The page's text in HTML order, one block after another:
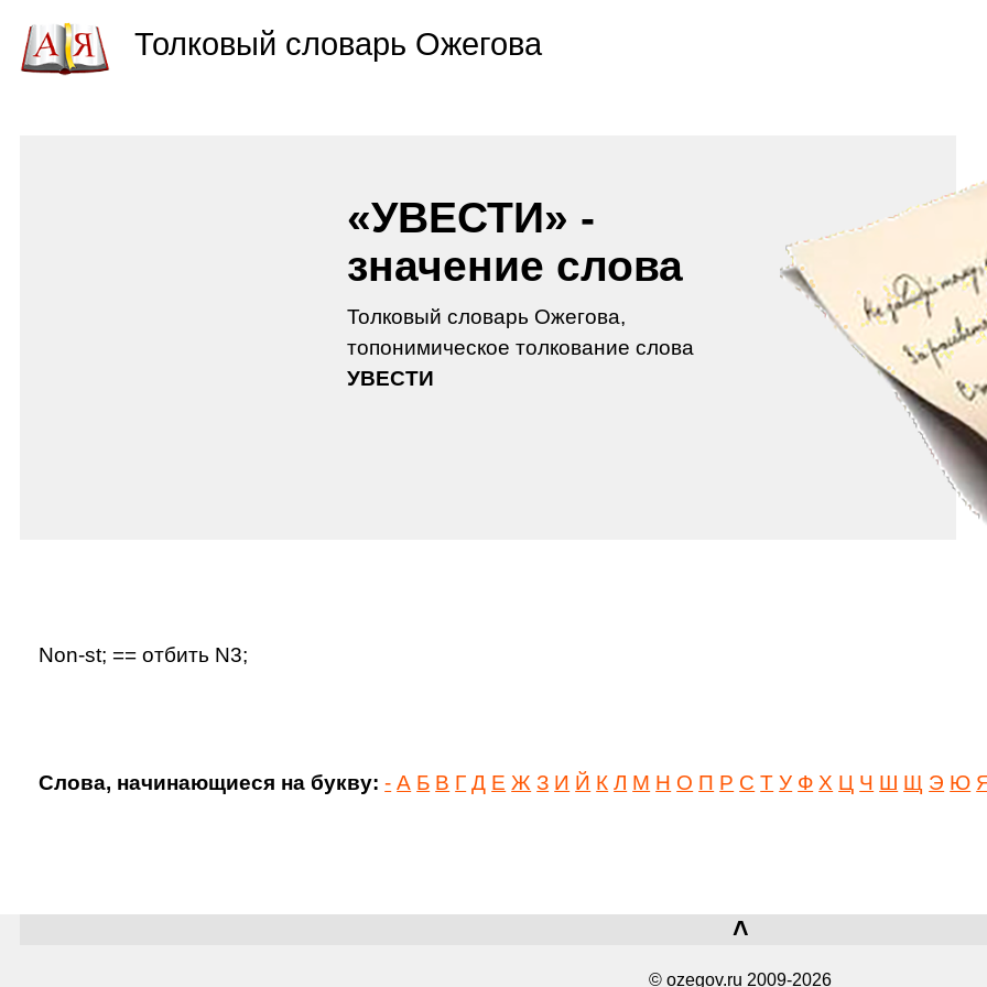
«УВЕСТИ» -
значение слова
Толковый словарь Ожегова,
топонимическое толкование слова
УВЕСТИ
Non-st; == отбить N3;
Слова, начинающиеся на букву: - А Б В Г Д Е Ж З И Й К Л М Н О П Р С Т У Ф Х Ц Ч Ш Щ Э Ю
˄
© ozegov.ru 2009-2026
Толковый словарь Ожегова